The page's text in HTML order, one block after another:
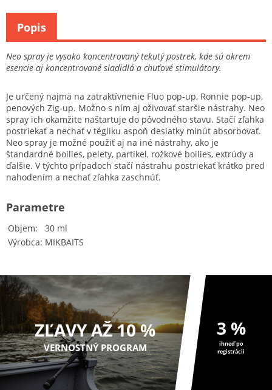
Neo spray je vysoko koncentrovaný tekutý postrek, kde sú okrem
esencie aj koncentrované sladidlá a chuťové stimulátory.
Je určený najmä na zatraktívnenie Fluo pop-up, Ronnie pop-up,
penových Zig-up. Možno s ním aj oživovať staršie nástrahy. Neo
spray ich okamžite naštartuje do pôvodného stavu. Stačí zľahka
postriekať a nechať v tégliku aspoň desiatky minút absorbovať.
Neo spray je možné použiť aj na iné nástrahy, ako je
štandardné boilies, pelety, partikel, rožkové boilies, extrúdy a
ďalšie. V týchto prípadoch stačí nástrahu postriekať krátko pred
nahodením a nechať zľahka zaschnúť.
Objem
30 ml
Výrobca MIKBAITS
Parametre
Popis
ZĽAVY AŽ 10 %
VERNOSTNÝ PROGRAM
3 %
ihneď po
registrácii